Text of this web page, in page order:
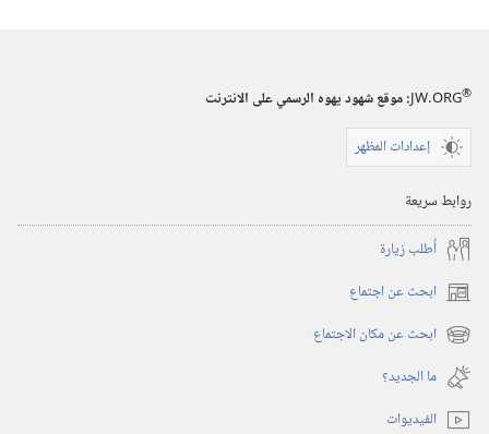
JW.ORG®
:‏ موقع شهود يهوه الرسمي على الانترنت
إعدادات المظهر
روابط سريعة
أُطلب زيارة
ابحث عن اجتماع (يفتح
نافذة ابحث عن مكان الاجتماع (يفتح
نافذة
جديدة)
ما الجديد؟‏
الفيديوات